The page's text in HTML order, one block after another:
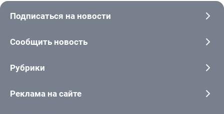
Подписаться на новости
Сообщить новость
Рубрики
Реклама на сайте